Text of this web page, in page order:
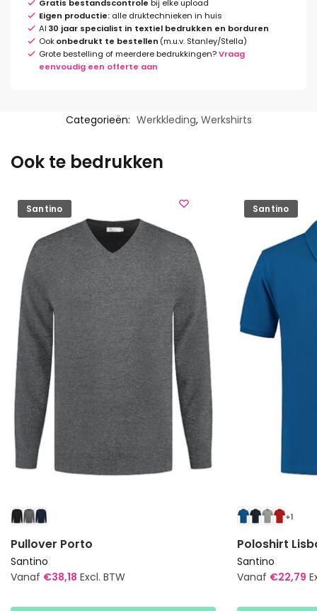
Gratis bestandscontrole bij elke upload
Eigen productie: alle druktechnieken in huis
Al 30 jaar specialist in textiel bedrukken en borduren
Ookonbedrukt te bestellen (m.u.v. Stanley/Stella)
Grote bestelling of meerdere bedrukkingen?Vraag
eenvoudig een offerte aan
Categorieën: Werkkleding, Werkshirts
Ook te bedrukken
Santino
Pullover Porto
Santino
Vanaf €38,18 Excl. BTW
Santino
+1
Poloshirt
Santino
Vanaf €22,79